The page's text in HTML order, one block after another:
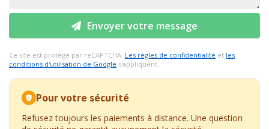
Envoyer votre message
Ce site est protégé par reCAPTCHA. Les règles de confidentialité et les
conditions d'utilisation de Google s'appliquent.
Pour votre sécurité
Refusez toujours les paiements à distance. Une question